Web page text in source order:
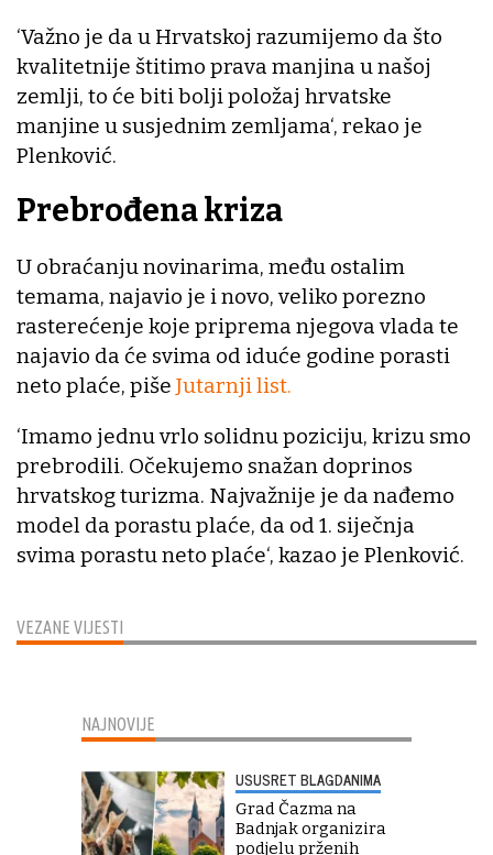
VEZANE VIJESTI
‘Važno je da u Hrvatskoj razumijemo da što
kvalitetnije štitimo prava manjina u našoj
zemlji, to će biti bolji položaj hrvatske
manjine u susjednim zemljama‘, rekao je
Plenković.
Prebrođena kriza
U obraćanju novinarima, među ostalim
temama, najavio je i novo, veliko porezno
rasterećenje koje priprema njegova vlada te
najavio da će svima od iduće godine porasti
neto plaće, piše Jutarnji list.
‘Imamo jednu vrlo solidnu poziciju, krizu smo
prebrodili. Očekujemo snažan doprinos
hrvatskog turizma. Najvažnije je da nađemo
model da porastu plaće, da od 1. siječnja
svima porastu neto plaće‘, kazao je Plenković.
NAJNOVIJE
USUSRET BLAGDANIMA
Grad Čazma na
Badnjak organizira
podjelu prženih